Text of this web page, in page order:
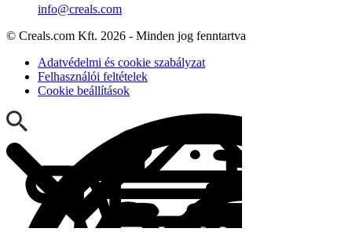
info@creals.com
© Creals.com Kft. 2026 - Minden jog fenntartva
Adatvédelmi és cookie szabályzat
Felhasználói feltételek
Cookie beállítások